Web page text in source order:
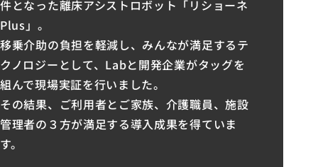
件となった離床アシストロボット「リショーネ
Plus」。
移乗介助の負担を軽減し、みんなが満足するテ
クノロジーとして、Labと開発企業がタッグを
組んで現場実証を行いました。
その結果、ご利用者とご家族、介護職員、施設
管理者の３方が満足する導入成果を得ていま
す。